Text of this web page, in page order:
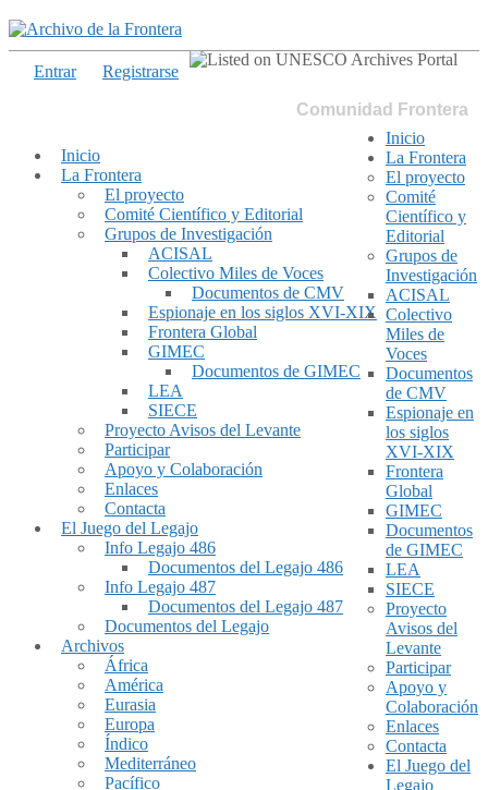
Comunidad Frontera
Inicio
La Frontera
El proyecto
Comité Científico y Editorial
Grupos de Investigación
ACISAL
Colectivo Miles de Voces
Documentos de CMV
Espionaje en los siglos XVI-XIX
Frontera Global
GIMEC
Documentos de GIMEC
LEA
SIECE
Proyecto Avisos del Levante
Participar
Apoyo y Colaboración
Enlaces
Contacta
El Juego del Legajo
Info Legajo 486
Documentos del Legajo 486
Info Legajo 487
Documentos del Legajo 487
Documentos del Legajo
Archivos
África
América
Eurasia
Europa
Índico
Mediterráneo
Pacífico
Entrar Registrarse
Inicio
La Frontera
El proyecto
Comité
Científico y
Editorial
Grupos de
Investigación
ACISAL
Colectivo
Miles de
Voces
Documentos
de CMV
Espionaje en
los siglos
XVI-XIX
Frontera
Global
GIMEC
Documentos
de GIMEC
LEA
SIECE
Proyecto
Avisos del
Levante
Participar
Apoyo y
Colaboración
Enlaces
Contacta
El Juego del
Legajo